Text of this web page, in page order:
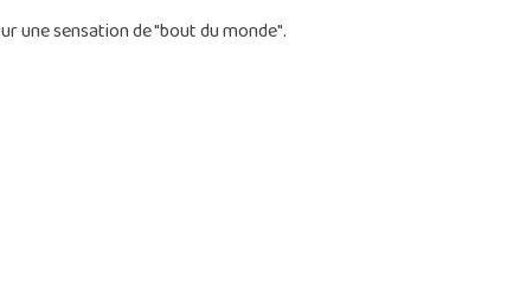
une sensation de "bout du monde".